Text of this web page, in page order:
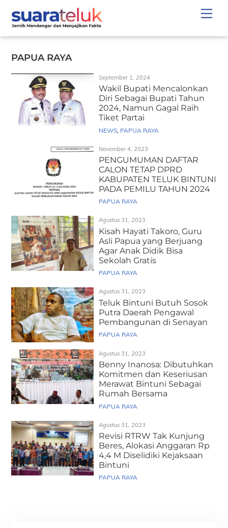
content
PAPUA RAYA
September 1, 2024
Wakil Bupati Mencalonkan
Diri Sebagai Bupati Tahun
2024, Namun Gagal Raih
Tiket Partai
NEWS, PAPUA RAYA
November 4, 2023
PENGUMUMAN DAFTAR
CALON TETAP DPRD
KABUPATEN TELUK BINTUNI
PADA PEMILU TAHUN 2024
PAPUA RAYA
Agustus 31, 2023
Kisah Hayati Takoro, Guru
Asli Papua yang Berjuang
Agar Anak Didik Bisa
Sekolah Gratis
PAPUA RAYA
Agustus 31, 2023
Teluk Bintuni Butuh Sosok
Putra Daerah Pengawal
Pembangunan di Senayan
PAPUA RAYA
Agustus 31, 2023
Benny Inanosa: Dibutuhkan
Komitmen dan Keseriusan
Merawat Bintuni Sebagai
Rumah Bersama
PAPUA RAYA
Agustus 31, 2023
Revisi RTRW Tak Kunjung
Beres, Alokasi Anggaran Rp
4,4 M Diselidiki Kejaksaan
Bintuni
PAPUA RAYA